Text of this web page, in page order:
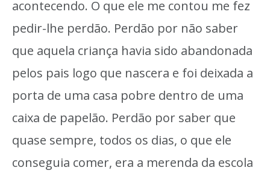
acontecendo. O que ele me contou me fez
pedir-lhe perdão. Perdão por não saber
que aquela criança havia sido abandonada
pelos pais logo que nascera e foi deixada a
porta de uma casa pobre dentro de uma
caixa de papelão. Perdão por saber que
quase sempre, todos os dias, o que ele
conseguia comer, era a merenda da escola